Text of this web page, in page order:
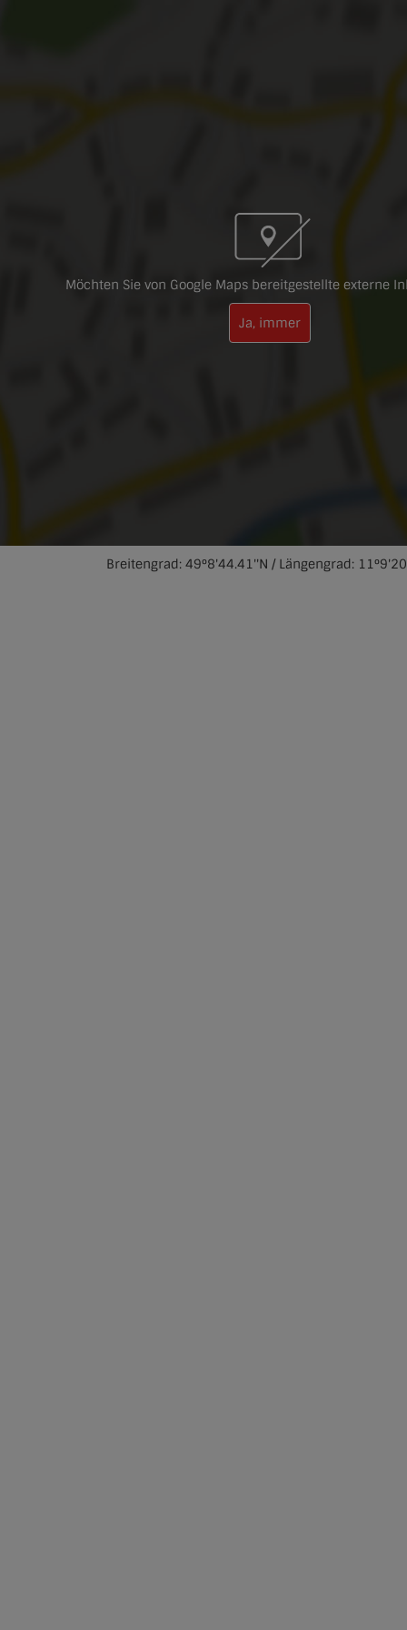
Möchten Sie von Google Maps bereitgestellte externe
Ja, immer
Breitengrad: 49°8'44.41''N / Längengrad: